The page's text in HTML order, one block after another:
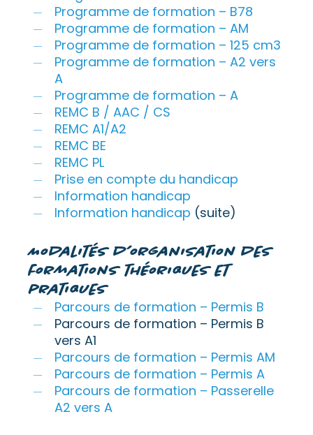
Programme de formation – B78
Programme de formation – AM
Programme de formation – 125 cm3
Programme de formation – A2 vers
A
Programme de formation – A
REMC B / AAC / CS
REMC A1/A2
REMC BE
REMC PL
Prise en compte du handicap
Information handicap
Information handicap (suite)
Modalités d’organisation des
formations théoriques et
pratiques
Parcours de formation – Permis B
Parcours de formation – Permis B
vers A1
Parcours de formation – Permis AM
Parcours de formation – Permis A
Parcours de formation – Passerelle
A2 vers A